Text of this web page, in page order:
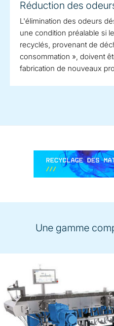
Réduction des
L'élimination des odeurs
une condition préalable si
recyclés, provenant de
consommation », doivent
fabrication de nouveaux
Une gamme